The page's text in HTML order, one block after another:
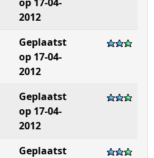
2012
Geplaatst
op 17-04-
2012
Geplaatst
op 17-04-
2012
Geplaatst